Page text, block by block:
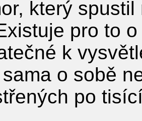
který
pro to
k
o sobě
po